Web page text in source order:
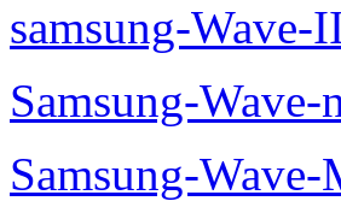
samsung-
Samsung-
Samsung-